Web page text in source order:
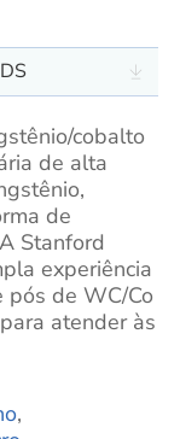
cobalto
de alta
de
Stanford
experiência
pós de WC/Co
atender às
,